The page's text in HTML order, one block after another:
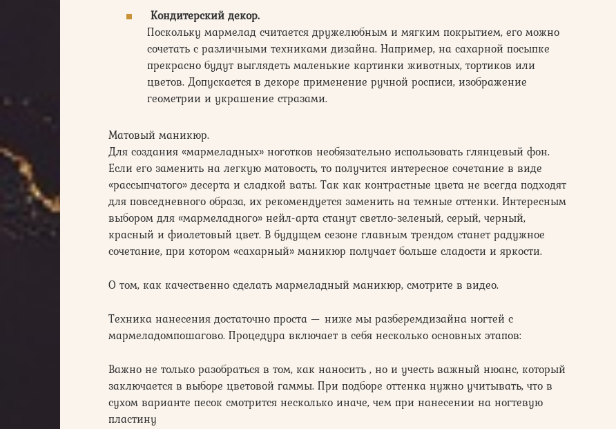
Кондитерский декор.
Поскольку мармелад считается дружелюбным и мягким покрытием, его можно
сочетать с различными техниками дизайна. Например, на сахарной посыпке
прекрасно будут выглядеть маленькие картинки животных, тортиков или
цветов. Допускается в декоре применение ручной росписи, изображение
геометрии и украшение стразами.
Матовый маникюр.
Для создания «мармеладных» ноготков необязательно использовать глянцевый фон.
Если его заменить на легкую матовость, то получится интересное сочетание в виде
«рассыпчатого» десерта и сладкой ваты. Так как контрастные цвета не всегда подходят
для повседневного образа, их рекомендуется заменить на темные оттенки. Интересным
выбором для «мармеладного» нейл-арта станут светло-зеленый, серый, черный,
красный и фиолетовый цвет. В будущем сезоне главным трендом станет радужное
сочетание, при котором «сахарный» маникюр получает больше сладости и яркости.
О том, как качественно сделать мармеладный маникюр, смотрите в видео.
Техника нанесения достаточно проста — ниже мы разберемдизайна ногтей с
мармеладомпошагово. Процедура включает в себя несколько основных этапов:
Важно не только разобраться в том, как наносить , но и учесть важный нюанс, который
заключается в выборе цветовой гаммы. При подборе оттенка нужно учитывать, что в
сухом варианте песок смотрится несколько иначе, чем при нанесении на ногтевую
пластину